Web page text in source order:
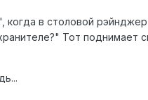
в столовой рэйнджер
Тот поднимает